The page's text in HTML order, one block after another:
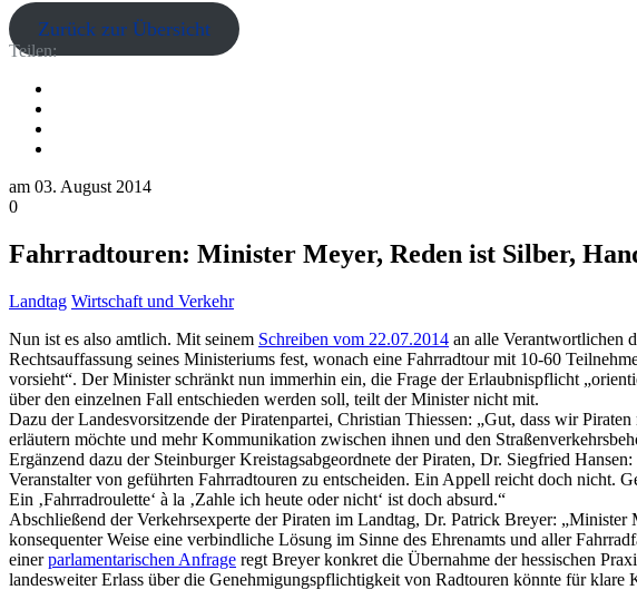
Zurück zur Übersicht
Teilen:
am 03. August 2014
0
Fahrradtouren: Minister Meyer, Reden ist Silber,
Landtag Wirtschaft und Verkehr
Nun ist es also amtlich. Mit seinem Schreiben vom 22.07.2014 an alle Verantwortlichen
Rechtsauffassung seines Ministeriums fest, wonach eine Fahrradtour mit 10-60
vorsieht“. Der Minister schränkt nun immerhin ein, die Frage der Erlaubnispflicht
über den einzelnen Fall entschieden werden soll, teilt der Minister nicht mit.
Dazu der Landesvorsitzende der Piratenpartei, Christian Thiessen: „Gut, dass wir
erläutern möchte und mehr Kommunikation zwischen ihnen und den
Ergänzend dazu der Steinburger Kreistagsabgeordnete der Piraten, Dr. Siegfried
Veranstalter von geführten Fahrradtouren zu entscheiden. Ein Appell reicht doch nicht.
Ein ‚Fahrradroulette‘ à la ‚Zahle ich heute oder nicht‘ ist doch absurd.“
Abschließend der Verkehrsexperte der Piraten im Landtag, Dr. Patrick Breyer:
konsequenter Weise eine verbindliche Lösung im Sinne des Ehrenamts und aller
einerparlamentarischen Anfrage regt Breyer konkret die Übernahme der hessischen
landesweiter Erlass über die Genehmigungspflichtigkeit von Radtouren könnte für klare